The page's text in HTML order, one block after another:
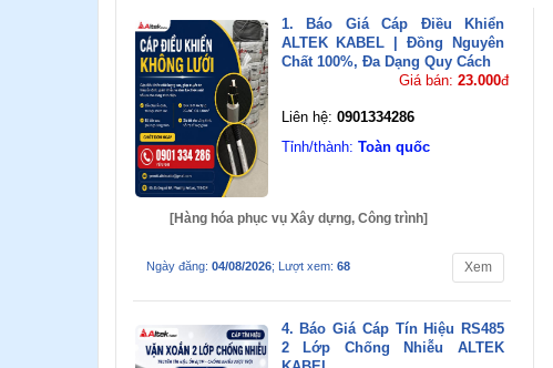
1. Báo Giá Cáp Điều Khiển
ALTEK KABEL | Đồng Nguyên
Chất 100%, Đa Dạng Quy Cách
Giá bán:23.000đ
Liên hệ: 0901334286
Tỉnh/thành: Toàn quốc
[Hàng hóa phục vụ Xây dựng, Công trình]
Ngày đăng: 04/08/2026; Lượt xem: 68 Xem
4. Báo Giá Cáp Tín Hiệu RS485
2 Lớp Chống Nhiễu ALTEK